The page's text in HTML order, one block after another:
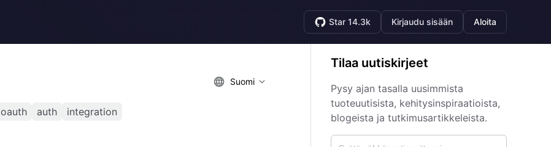
Star 14.3k Kirjaudu sisään Aloita
Suomi
oauth auth integration
Tilaa uutiskirjeet
Pysy ajan tasalla uusimmista
tuoteuutisista, kehitysinspiraatioista,
blogeista ja tutkimusartikkeleista.